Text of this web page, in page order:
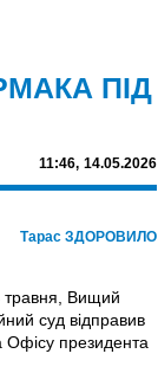
ПІД
11:46, 14.05.2026
Тарас ЗДОРОВИЛО
травня, Вищий
суд відправив
Офісу президента